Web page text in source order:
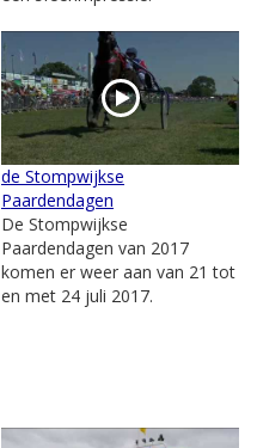
de Stompwijkse
Paardendagen
De Stompwijkse
Paardendagen van 2017
komen er weer aan van 21 tot
en met 24 juli 2017.